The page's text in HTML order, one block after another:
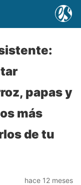
papas y
más
de tu
hace 12 meses